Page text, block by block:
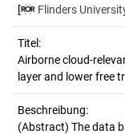
[
Flinders
Titel:
Airborne cloud-
layer and lower free
Beschreibung:
(Abstract) The data